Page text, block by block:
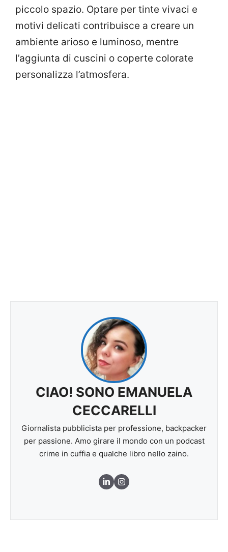
piccolo spazio. Optare per tinte vivaci e
motivi delicati contribuisce a creare un
ambiente arioso e luminoso, mentre
l’aggiunta di cuscini o coperte colorate
personalizza l’atmosfera.
CIAO! SONO EMANUELA
CECCARELLI
Giornalista pubblicista per professione, backpacker
per passione. Amo girare il mondo con un podcast
crime in cuffia e qualche libro nello zaino.